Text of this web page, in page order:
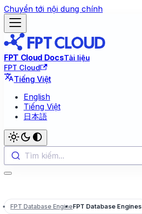
Chuyển tới nội dung chính
FPT Cloud DocsTài liệu
FPT Cloud
Tiếng Việt
English
Tiếng Việt
日本語
Tìm kiếm...
FPT Database EngineFPT Database Engines